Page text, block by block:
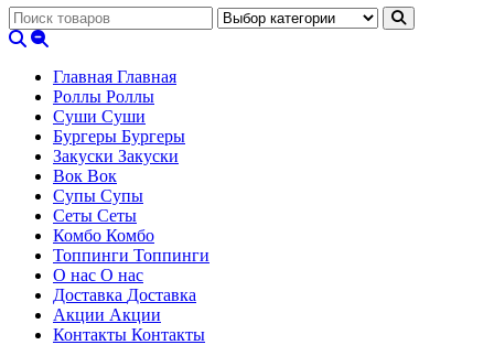
Главная Главная
Роллы Роллы
Суши Суши
Бургеры Бургеры
Закуски Закуски
Вок Вок
Супы Супы
Сеты Сеты
Комбо Комбо
Топпинги Топпинги
О нас О нас
Доставка Доставка
Акции Акции
Контакты Контакты